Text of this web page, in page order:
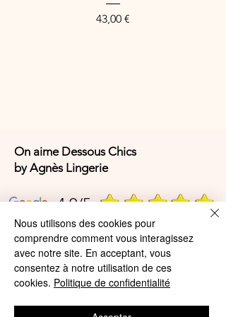
Price
43,00 €
On aime Dessous Chics
by Agnès Lingerie
4,9/5
4,9/5
Offres et Services
Nous utilisons des cookies pour
comprendre comment vous interagissez
avec notre site. En acceptant, vous
consentez à notre utilisation de ces
cookies. Politique de confidentialité